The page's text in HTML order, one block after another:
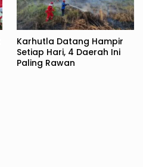
Karhutla Datang Hampir
Setiap Hari, 4 Daerah Ini
Paling Rawan